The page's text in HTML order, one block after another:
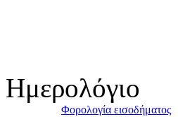
Ημερολόγιο
Φορολογία εισοδήματος